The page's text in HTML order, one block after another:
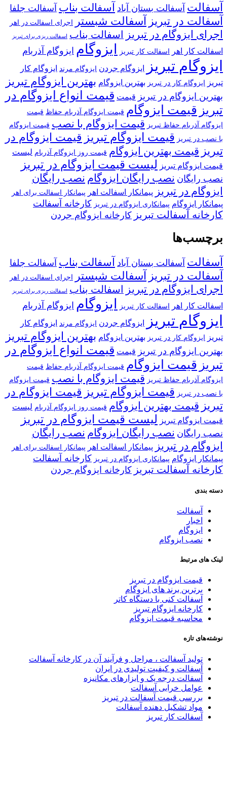
آسفالت آسفالت بستان آباد آسفالت بناب آسفالت جلفا
آسفالت در تبریز آسفالت شبستر اجرای اسفالت در اهر
اجرای ایزوگام در تبریز اسفالت بناب اسفالت ریزی برای تبریز
اسفالت کار اهر اسفالت کار تبریز ایزوگام ایزوگام آذربام
ایزوگام تبریز ایزوگام جردن ایزوگام مرند ایزوگام کار
تبریز ایزوگام کار در تبریز بهترین ایزوگام بهترین ایزوگام تبریز
بهترین ایزوگام در تبریز قیمت قیمت انواع ایزوگام در
تبریز قیمت ایزوگام قیمت ایزوگام آذربام حفاظ قیمت
ایزوگام آذربام حفاظ تبریز قیمت ایزوگام با نصب قیمت ایزوگام
با نصب در تبریز قیمت ایزوگام تبریز قیمت ایزوگام در
تبریز قیمت بهترین ایزوگام قیمت روز ایزوگام آذربام لیست
قیمت ایزوگام تبریز لیست قیمت ایزوگام در تبریز
نصب رایگان نصب رایگان ایزوگام نصب رایگان
ایزوگام در تبریز پیمانکار اسفالت اهر پیمانکار اسفالت برای اهر
پیمانکار ایزوگام پیمانکاری ایزوگام در تبریز کارخانه آسفالت
کارخانه آسفالت تبریز کارخانه ایزوگام جردن
برچسب‌ها
آسفالت آسفالت بستان آباد آسفالت بناب آسفالت جلفا
آسفالت در تبریز آسفالت شبستر اجرای اسفالت در اهر
اجرای ایزوگام در تبریز اسفالت بناب اسفالت ریزی برای تبریز
اسفالت کار اهر اسفالت کار تبریز ایزوگام ایزوگام آذربام
ایزوگام تبریز ایزوگام جردن ایزوگام مرند ایزوگام کار
تبریز ایزوگام کار در تبریز بهترین ایزوگام بهترین ایزوگام تبریز
بهترین ایزوگام در تبریز قیمت قیمت انواع ایزوگام در
تبریز قیمت ایزوگام قیمت ایزوگام آذربام حفاظ قیمت
ایزوگام آذربام حفاظ تبریز قیمت ایزوگام با نصب قیمت ایزوگام
با نصب در تبریز قیمت ایزوگام تبریز قیمت ایزوگام در
تبریز قیمت بهترین ایزوگام قیمت روز ایزوگام آذربام لیست
قیمت ایزوگام تبریز لیست قیمت ایزوگام در تبریز
نصب رایگان نصب رایگان ایزوگام نصب رایگان
ایزوگام در تبریز پیمانکار اسفالت اهر پیمانکار اسفالت برای اهر
پیمانکار ایزوگام پیمانکاری ایزوگام در تبریز کارخانه آسفالت
کارخانه آسفالت تبریز کارخانه ایزوگام جردن
دسته بندی
آسفالت
اخبار
ایزوگام
نصب ایزوگام
لینک های مرتبط
قیمت ایزوگام در تبریز
برترین برند های ایزوگام
آسفالت کنی با دستگاه کاتر
کارخانه ایزوگام تبریز
محاسبه قیمت ایزوگام
نوشته‌های تازه
تولید آسفالت ، مراحل و فرآیند آن در کارخانه آسفالت
آسفالت و کیفیت تولیدی در ایران
آسفالت درجه یک و ابزارهای مکانیزه
عوامل خرابی آسفالت
بررسی قیمت آسفالت در تبریز
مواد تشکیل دهنده آسفالت
آسفالت کار تبریز